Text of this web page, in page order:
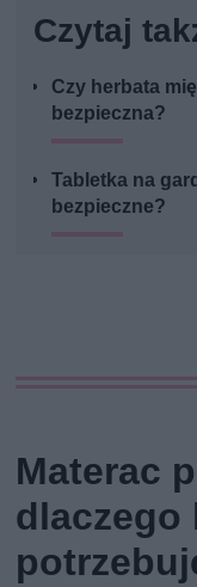
Czytaj
Czy herbata
bezpieczna?
Tabletka na
bezpieczne?
Materac
dlaczego